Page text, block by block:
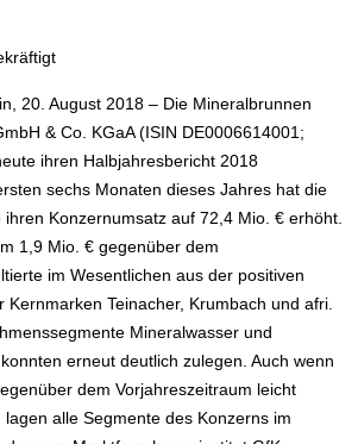
20. August 2018 – Die Mineralbrunnen
& Co. KGaA (ISIN DE0006614001;
ihren Halbjahresbericht 2018
sechs Monaten dieses Jahres hat die
Konzernumsatz auf 72,4 Mio. € erhöht.
1,9 Mio. € gegenüber dem
im Wesentlichen aus der positiven
Kernmarken Teinacher, Krumbach und afri.
Mineralwasser und
erneut deutlich zulegen. Auch wenn
dem Vorjahreszeitraum leicht
alle Segmente des Konzerns im